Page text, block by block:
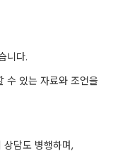
니다.
수 있는 자료와 조언을
상담도 병행하며,